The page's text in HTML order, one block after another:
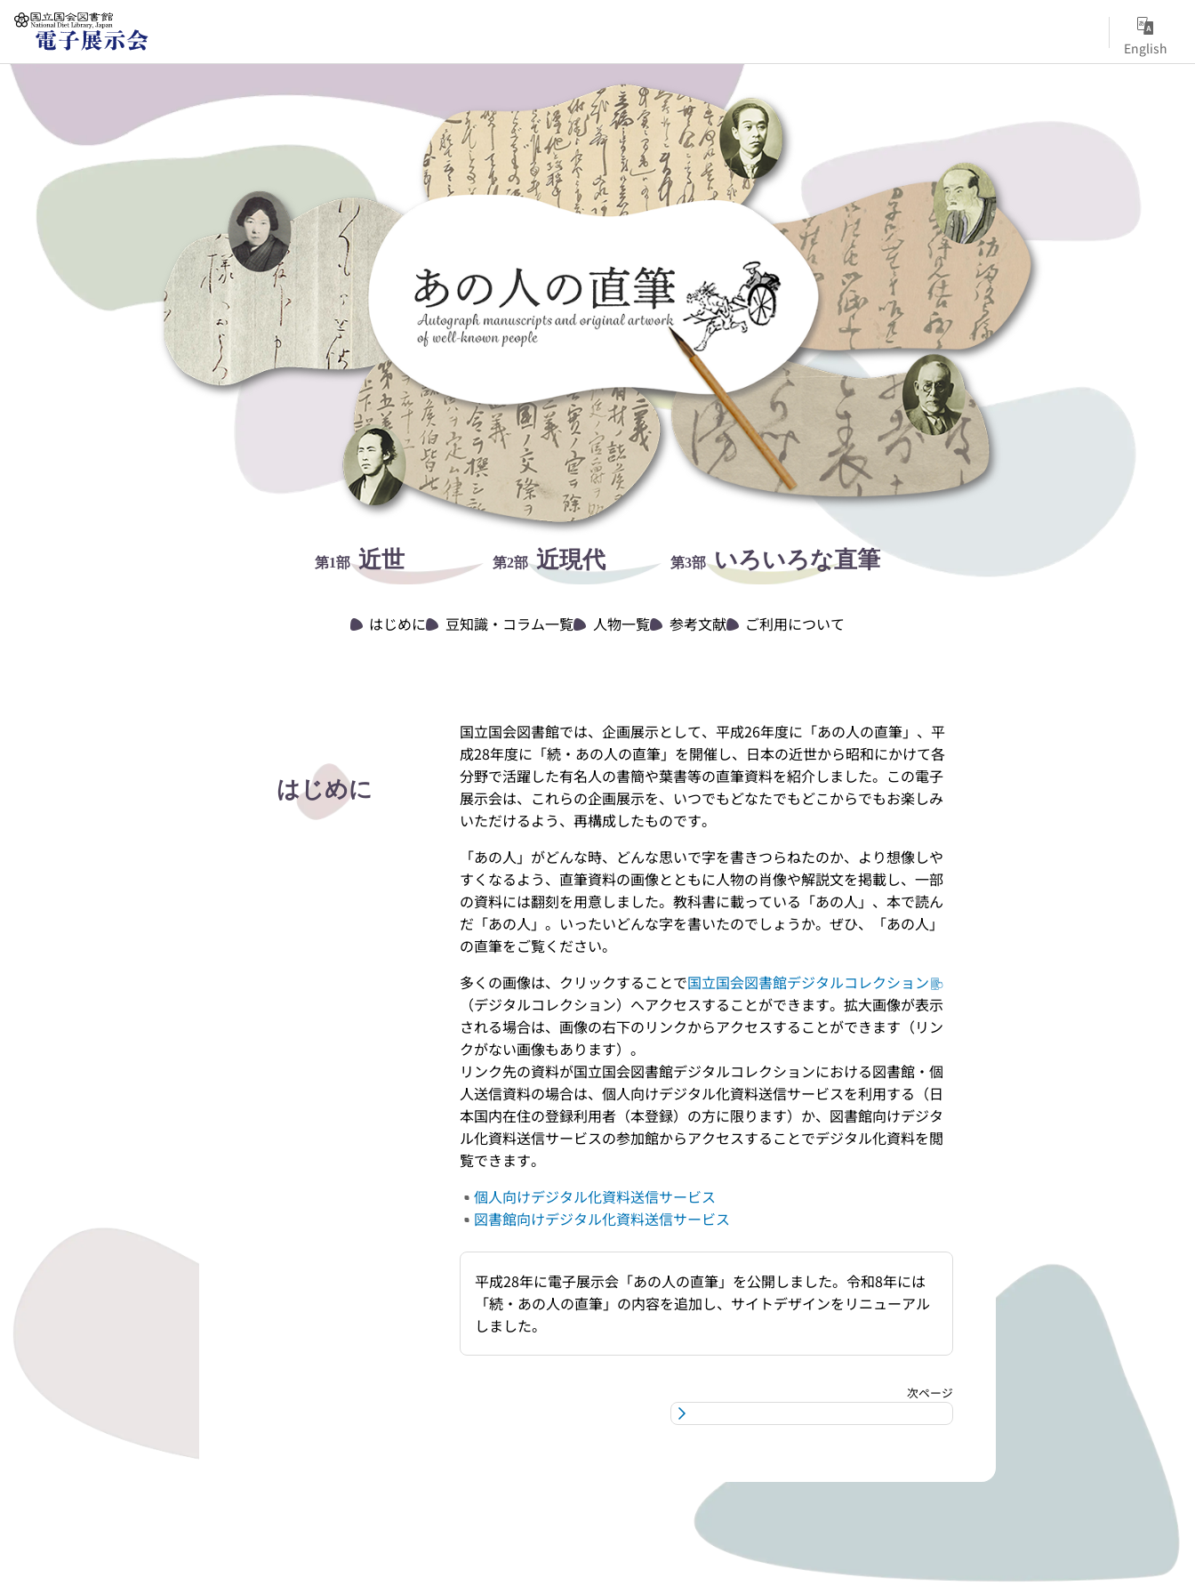
本文へ移動
English
第1部 近世 第2部 近現代 第3部 いろいろな直筆
はじめに 豆知識・コラム一覧 人物一覧 参考文献 ご利用について
はじめに
国立国会図書館では、企画展示として、平成26年度に「あの人の直筆」、平
成28年度に「続・あの人の直筆」を開催し、日本の近世から昭和にかけて各
分野で活躍した有名人の書簡や葉書等の直筆資料を紹介しました。この電子
展示会は、これらの企画展示を、いつでもどなたでもどこからでもお楽しみ
いただけるよう、再構成したものです。
「あの人」がどんな時、どんな思いで字を書きつらねたのか、より想像しや
すくなるよう、直筆資料の画像とともに人物の肖像や解説文を掲載し、一部
の資料には翻刻を用意しました。教科書に載っている「あの人」、本で読ん
だ「あの人」。いったいどんな字を書いたのでしょうか。ぜひ、「あの人」
の直筆をご覧ください。
多くの画像は、クリックすることで国立国会図書館デジタルコレクション
（デジタルコレクション）へアクセスすることができます。拡大画像が表示
される場合は、画像の右下のリンクからアクセスすることができます（リン
クがない画像もあります）。
リンク先の資料が国立国会図書館デジタルコレクションにおける図書館・個
人送信資料の場合は、個人向けデジタル化資料送信サービスを利用する（日
本国内在住の登録利用者（本登録）の方に限ります）か、図書館向けデジタ
ル化資料送信サービスの参加館からアクセスすることでデジタル化資料を閲
覧できます。
個人向けデジタル化資料送信サービス
図書館向けデジタル化資料送信サービス
平成28年に電子展示会「あの人の直筆」を公開しました。令和8年には
「続・あの人の直筆」の内容を追加し、サイトデザインをリニューアル
しました。